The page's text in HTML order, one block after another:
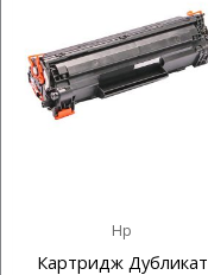
Hp
Картридж Дубликат